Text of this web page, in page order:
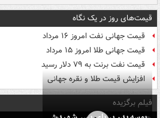
قیمت‌های روز در یک نگاه
قیمت جهانی نفت امروز ۱۶ مرداد
قیمت جهانی طلا امروز ۱۵ مرداد
قیمت نفت برنت به ۷۹ دلار رسید
افزایش قیمت طلا و نقره جهانی
فیلم برگزیده